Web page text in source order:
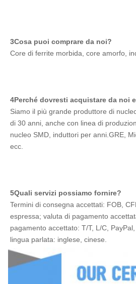
3Cosa puoi comprare da noi?
Core di ferrite morbida, core amorfo,
4Perché dovresti acquistare da noi
Siamo il più grande produttore di
di 30 anni, anche con linea di
nucleo SMD, induttori per anni.GRE,
ecc.
5Quali servizi possiamo fornire?
Termini di consegna accettati: FOB,
espressa; valuta di pagamento
pagamento accettato: T/T, L/C,
lingua parlata: inglese, cinese.